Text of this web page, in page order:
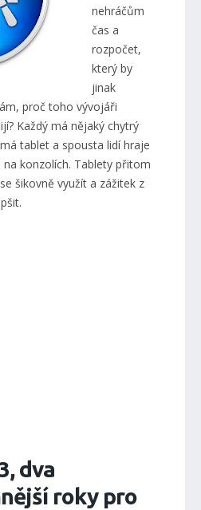
nehráčům
čas a
rozpočet,
který by
jinak
proč toho vývojáři
Každý má nějaký chytrý
tablet a spousta lidí hraje
na konzolích. Tablety přitom
šikovně využít a zážitek z
dva
roky pro